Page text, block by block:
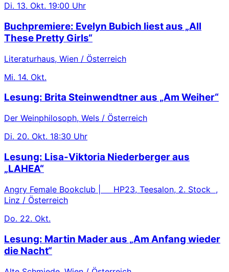
Di. 13. Okt. 19:00 Uhr
Buchpremiere: Evelyn Bubich liest aus „All
These Pretty Girls“
Literaturhaus, Wien / Österreich
Mi. 14. Okt.
Lesung: Brita Steinwendtner aus „Am Weiher“
Der Weinphilosoph, Wels / Österreich
Di. 20. Okt. 18:30 Uhr
Lesung: Lisa-Viktoria Niederberger aus
„LAHEA“
Angry Female Bookclub | HP23, Teesalon, 2. Stock ,
Linz / Österreich
Do. 22. Okt.
Lesung: Martin Mader aus „Am Anfang wieder
die Nacht“